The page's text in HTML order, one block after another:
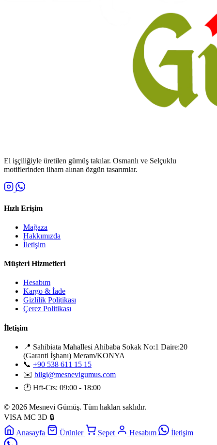
El işçiliğiyle üretilen gümüş takılar. Osmanlı ve Selçuklu
motiflerinden ilham alınan özgün tasarımlar.
Hızlı Erişim
Mağaza
Hakkımızda
İletişim
Müşteri Hizmetleri
Hesabım
Kargo & İade
Gizlilik Politikası
Çerez Politikası
İletişim
📍 Sahibiata Mahallesi Ahibaba Sokak No:1 Daire:20
(Garanti İşhanı) Meram/KONYA
📞 +90 538 611 15 15
✉️ bilgi@mesnevigumus.com
🕐 Hft-Cts: 09:00 - 18:00
© 2026 Mesnevi Gümüş. Tüm hakları saklıdır.
VISA MC 3D 🔒
Anasayfa
Ürünler Sepet Hesabım İletişim